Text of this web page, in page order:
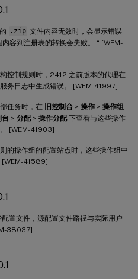
.zip 文件内容无效时，会显示错误
容到注册表的转换会失败。 “ [WEM-
控制规则时，2412 之前版本的代理在
务日志中生成错误。 [WEM-41997]
任务时，在 旧控制台 > 操作 > 操作组
台 > 分配> 操作分配下查看与这些操作
[WEM-41903]
的操作组的配置站点时，这些操作组中
[WEM-41589]
置文件，源配置文件路径与实际用户
38037]